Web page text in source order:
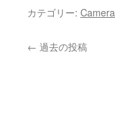
カテゴリー: Camera
← 過去の投稿